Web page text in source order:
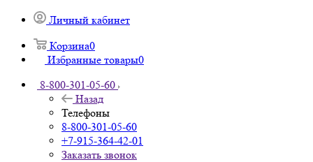
Личный кабинет
Корзина0
Избранные товары0
8-800-301-05-60
Назад
Телефоны
8-800-301-05-60
+7-915-364-42-01
Заказать звонок